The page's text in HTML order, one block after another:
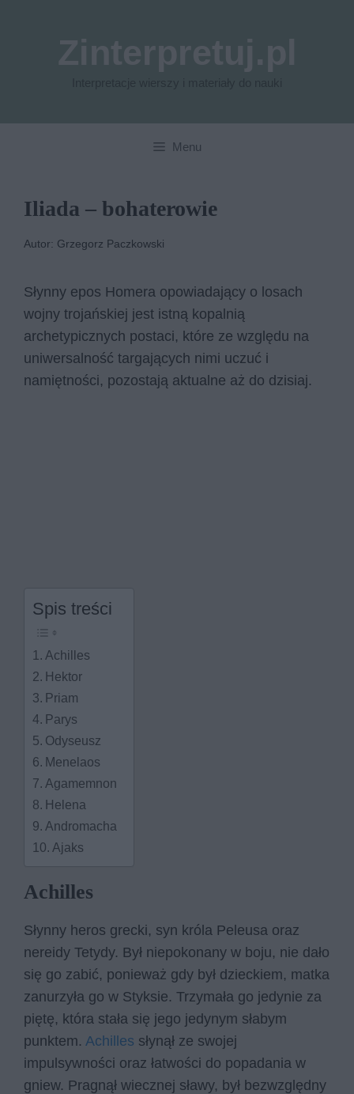
Menu
Iliada – bohaterowie
Autor: Grzegorz Paczkowski
Słynny epos Homera opowiadający o losach
wojny trojańskiej jest istną kopalnią
archetypicznych postaci, które ze względu na
uniwersalność targających nimi uczuć i
namiętności, pozostają aktualne aż do dzisiaj.
Spis treści
Achilles
Hektor
Priam
Parys
Odyseusz
Menelaos
Agamemnon
Helena
Andromacha
Ajaks
Achilles
Słynny heros grecki, syn króla Peleusa oraz
nereidy Tetydy. Był niepokonany w boju, nie dało
się go zabić, ponieważ gdy był dzieckiem, matka
zanurzyła go w Styksie. Trzymała go jedynie za
piętę, która stała się jego jedynym słabym
punktem. Achilles słynął ze swojej
impulsywności oraz łatwości do popadania w
gniew. Pragnął wiecznej sławy, był bezwzględny